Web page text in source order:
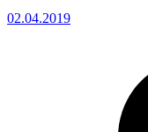
02.04.2019